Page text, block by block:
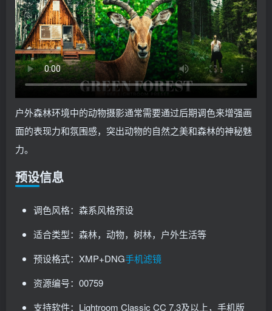
户外森林环境中的动物摄影通常需要通过后期调色来增强画
面的表现力和氛围感，突出动物的自然之美和森林的神秘魅
力。
预设信息
调色风格：森系风格预设
适合类型：森林，动物，树林，户外生活等
预设格式：XMP+DNG手机滤镜
资源编号：00759
支持软件：Lightroom Classic CC 7.3及以上，手机版